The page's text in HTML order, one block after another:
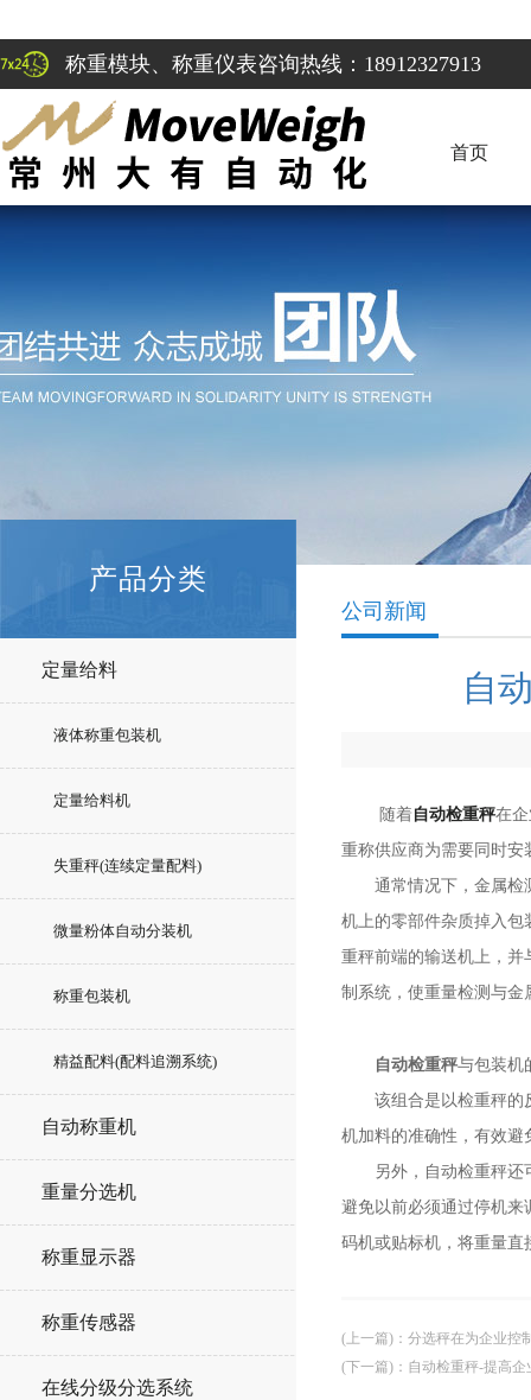
称重模块、称重仪表咨询热线：18912327913
首页
产品分类
定量给料
液体称重包装机
定量给料机
失重秤(连续定量配料)
微量粉体自动分装机
称重包装机
精益配料(配料追溯系统)
自动称重机
重量分选机
称重显示器
称重传感器
在线分级分选系统
公司新闻
自
随着 自动检重秤在
重称供应商为需要同时安
通常情况下，金属检测
机上的零部件杂质掉入包
重秤前端的输送机上，并
制系统，使重量检测与金
自动检重秤与包装机
该组合是以检重秤的反
机加料的准确性，有效避
另外，自动检重秤还可
避免以前必须通过停机来
码机或贴标机，将重量直
(上一篇) ： 分选秤在为企业控
(下一篇) ： 自动检重秤-提高